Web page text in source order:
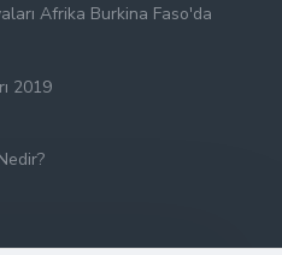
Afrika Burkina Faso'da
2019